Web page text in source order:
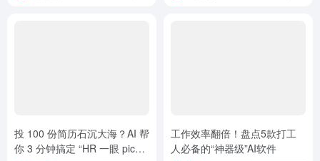
投 100 份简历石沉大海？AI 帮
你 3 分钟搞定 “HR 一眼 pick”
工作效率翻倍！盘点5款打工
人必备的“神器级”AI软件